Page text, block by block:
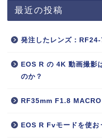
最近の投稿
発注したレンズ：
EOS R の 4K 動画撮影
のか？
RF35mm F1.8
EOS R Fvモードを使お